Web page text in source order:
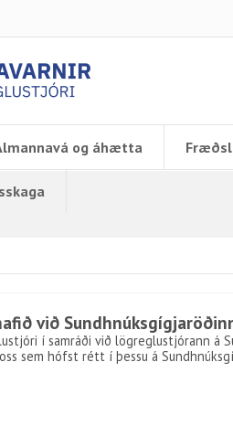
og áhætta
við
í samráði við lögreglustjórann á
sem hófst rétt í þessu á